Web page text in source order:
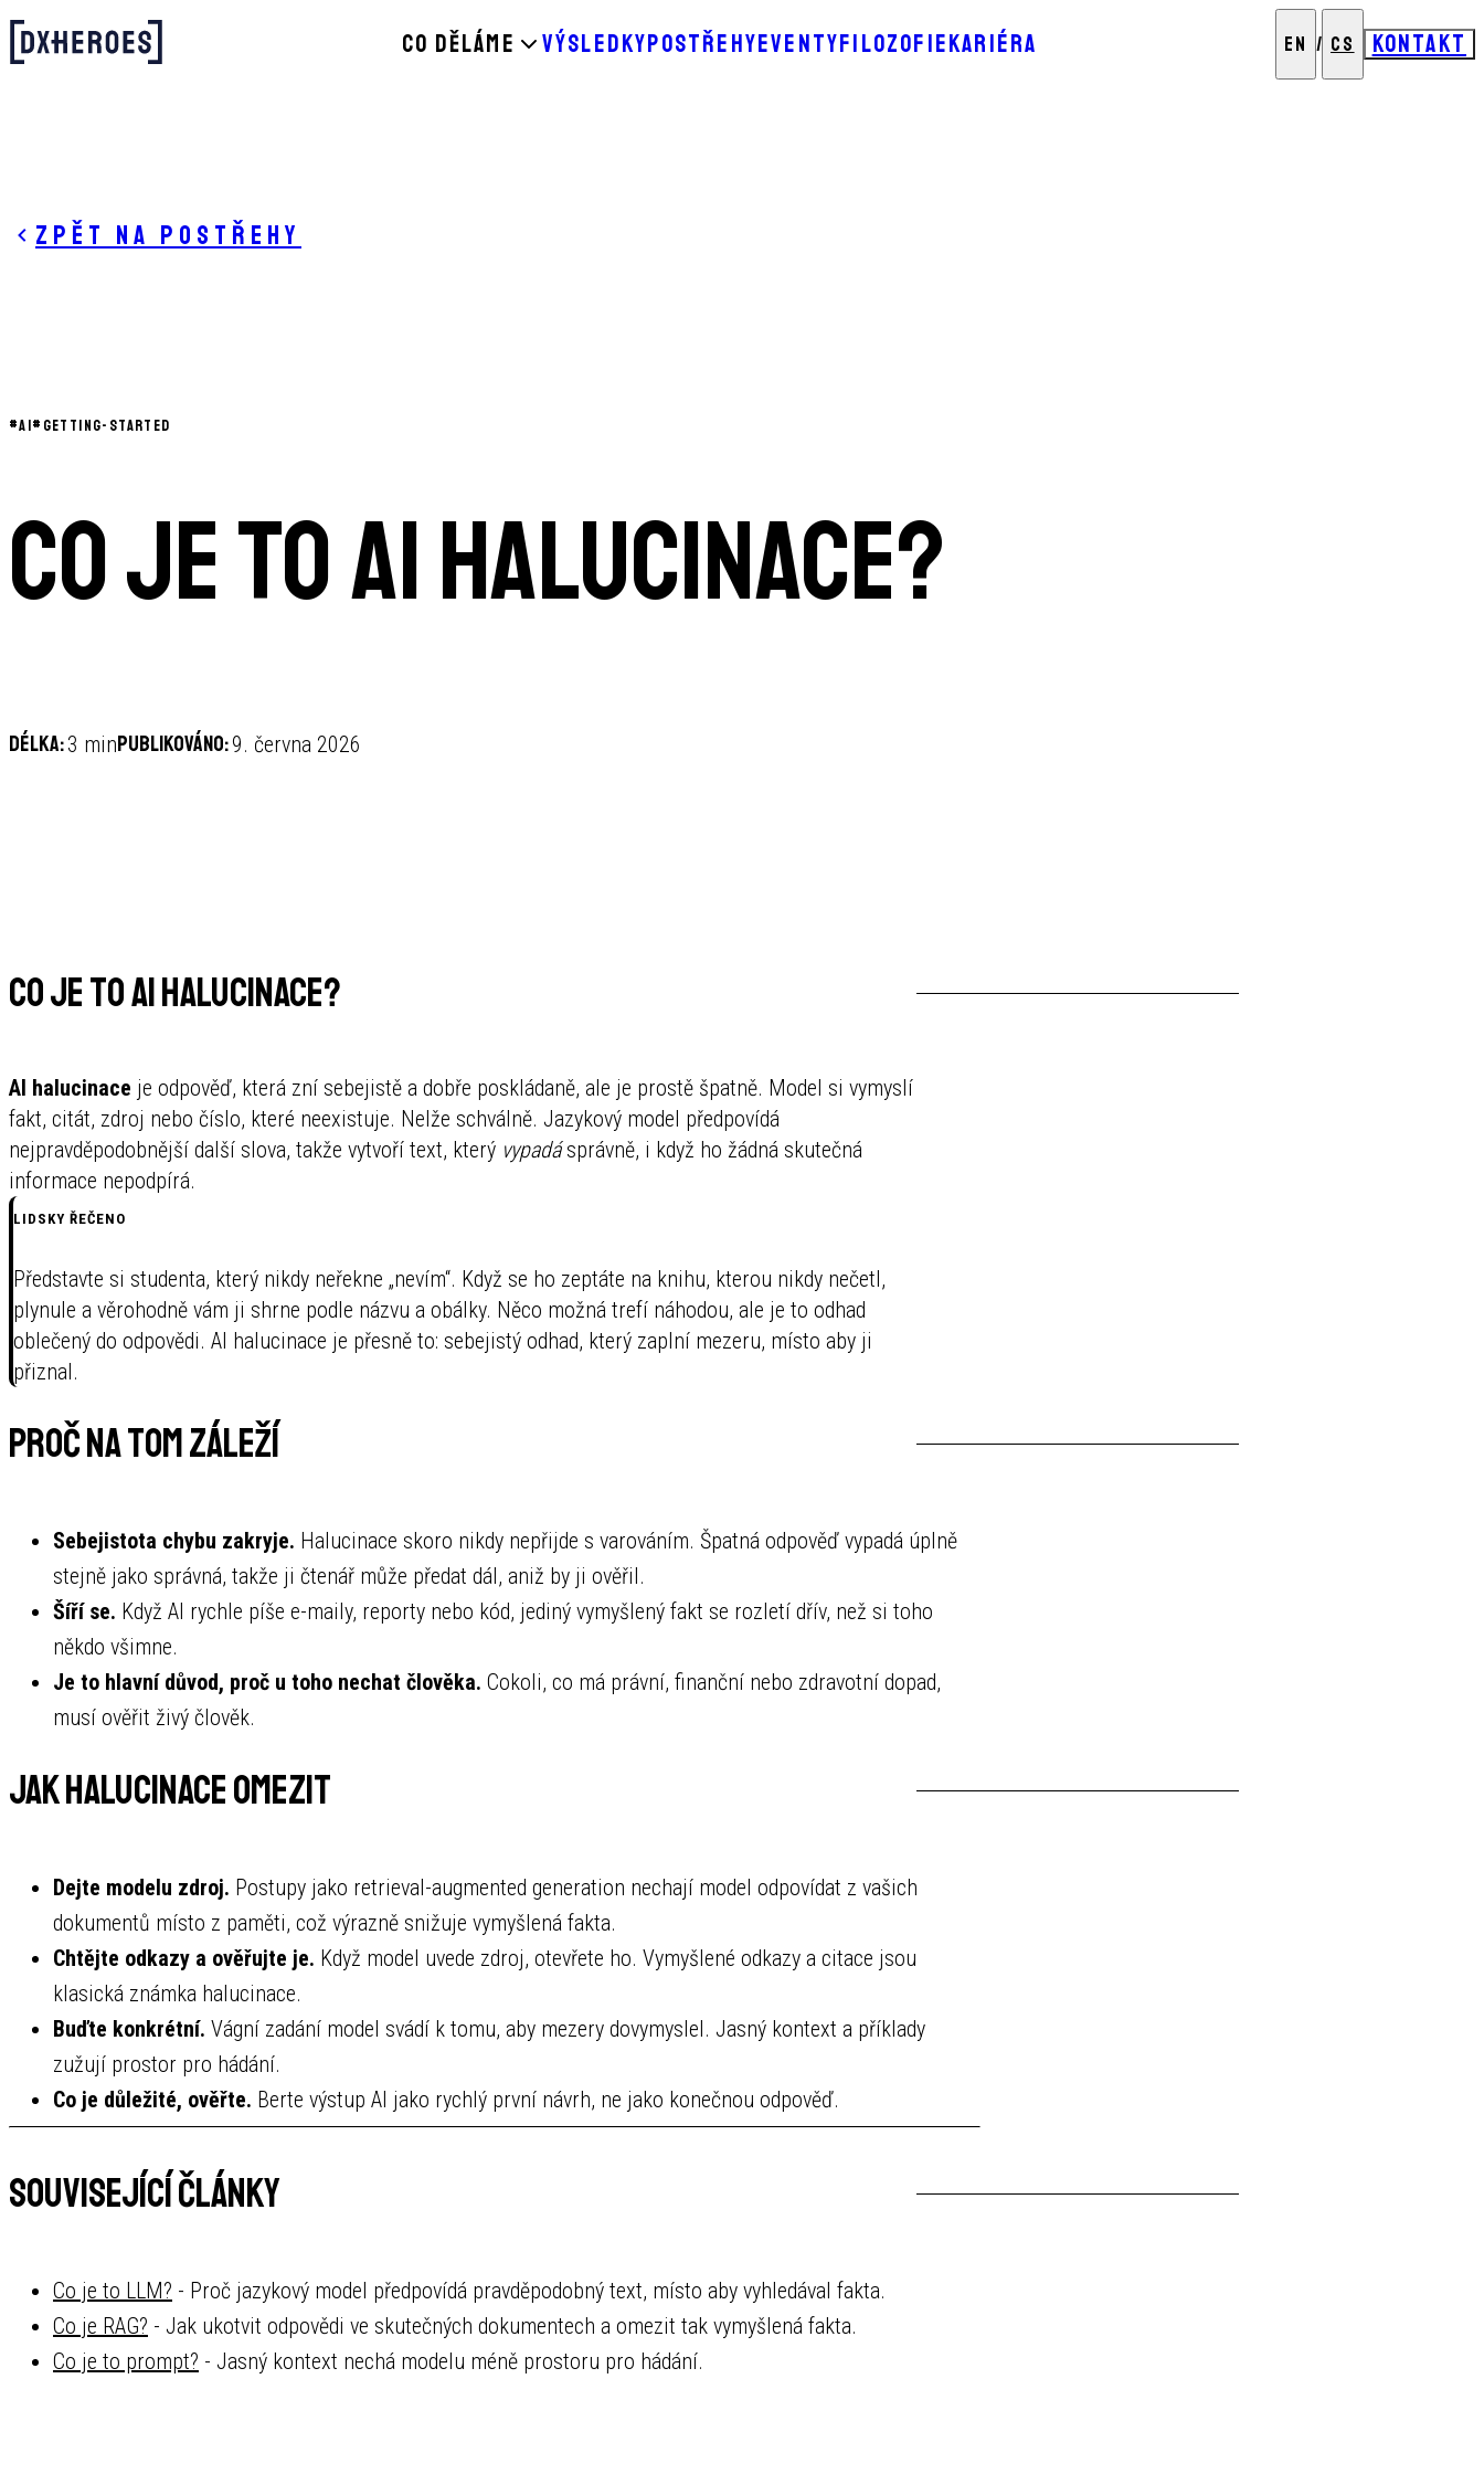
CO DĚLÁME VÝSLEDKYPOSTŘEHYEVENTYFILOZOFIEKARIÉRA EN / CS KONTAKT
Zpět na postřehy
#AI# GETTING-STARTED
Co je to AI halucinace?
Délka:3 minPublikováno:9. června 2026
Co je to AI halucinace?
AI halucinace je odpověď, která zní sebejistě a dobře poskládaně, ale je prostě špatně. Model si vymyslí
fakt, citát, zdroj nebo číslo, které neexistuje. Nelže schválně. Jazykový model předpovídá
nejpravděpodobnější další slova, takže vytvoří text, který vypadásprávně, i když ho žádná skutečná
informace nepodpírá.
LIDSKY ŘEČENO
Představte si studenta, který nikdy neřekne „nevím“. Když se ho zeptáte na knihu, kterou nikdy nečetl,
plynule a věrohodně vám ji shrne podle názvu a obálky. Něco možná trefí náhodou, ale je to odhad
oblečený do odpovědi. AI halucinace je přesně to: sebejistý odhad, který zaplní mezeru, místo aby ji
přiznal.
Proč na tom záleží
Sebejistota chybu zakryje. Halucinace skoro nikdy nepřijde s varováním. Špatná odpověď vypadá úplně
stejně jako správná, takže ji čtenář může předat dál, aniž by ji ověřil.
Šíří se. Když AI rychle píše e-maily, reporty nebo kód, jediný vymyšlený fakt se rozletí dřív, než si toho
někdo všimne.
Je to hlavní důvod, proč u toho nechat člověka. Cokoli, co má právní, finanční nebo zdravotní dopad,
musí ověřit živý člověk.
Jak halucinace omezit
Dejte modelu zdroj. Postupy jako retrieval-augmented generation nechají model odpovídat z vašich
dokumentů místo z paměti, což výrazně snižuje vymyšlená fakta.
Chtějte odkazy a ověřujte je. Když model uvede zdroj, otevřete ho. Vymyšlené odkazy a citace jsou
klasická známka halucinace.
Buďte konkrétní. Vágní zadání model svádí k tomu, aby mezery dovymyslel. Jasný kontext a příklady
zužují prostor pro hádání.
Co je důležité, ověřte. Berte výstup AI jako rychlý první návrh, ne jako konečnou odpověď.
Související články
Co je to LLM? - Proč jazykový model předpovídá pravděpodobný text, místo aby vyhledával fakta.
Co je RAG? - Jak ukotvit odpovědi ve skutečných dokumentech a omezit tak vymyšlená fakta.
Co je to prompt? - Jasný kontext nechá modelu méně prostoru pro hádání.